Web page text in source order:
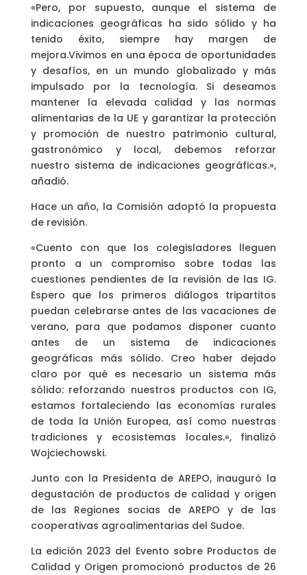
«Pero, por supuesto, aunque el sistema de
indicaciones geográficas ha sido sólido y ha
tenido éxito, siempre hay margen de
mejora.Vivimos en una época de oportunidades
y desafíos, en un mundo globalizado y más
impulsado por la tecnología. Si deseamos
mantener la elevada calidad y las normas
alimentarias de la UE y garantizar la protección
y promoción de nuestro patrimonio cultural,
gastronómico y local, debemos reforzar
nuestro sistema de indicaciones geográficas.»,
añadió.
Hace un año, la Comisión adoptó la propuesta
de revisión.
«Cuento con que los colegisladores lleguen
pronto a un compromiso sobre todas las
cuestiones pendientes de la revisión de las IG.
Espero que los primeros diálogos tripartitos
puedan celebrarse antes de las vacaciones de
verano, para que podamos disponer cuanto
antes de un sistema de indicaciones
geográficas más sólido. Creo haber dejado
claro por qué es necesario un sistema más
sólido: reforzando nuestros productos con IG,
estamos fortaleciendo las economías rurales
de toda la Unión Europea, así como nuestras
tradiciones y ecosistemas locales.», finalizó
Wojciechowski.
Junto con la Presidenta de AREPO, inauguró la
degustación de productos de calidad y origen
de las Regiones socias de AREPO y de las
cooperativas agroalimentarias del Sudoe.
La edición 2023 del Evento sobre Productos de
Calidad y Origen promocionó productos de 26